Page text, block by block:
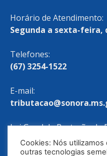
Horário de Atendimento:
Segunda a sexta-feira,
Telefones:
(67) 3254-1522
E-mail:
Lei Geral de Proteção de
Política de Privacidade
Cookies: Nós utilizamos
outras tecnologias